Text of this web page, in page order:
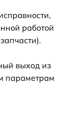
работой
выход из
параметрам